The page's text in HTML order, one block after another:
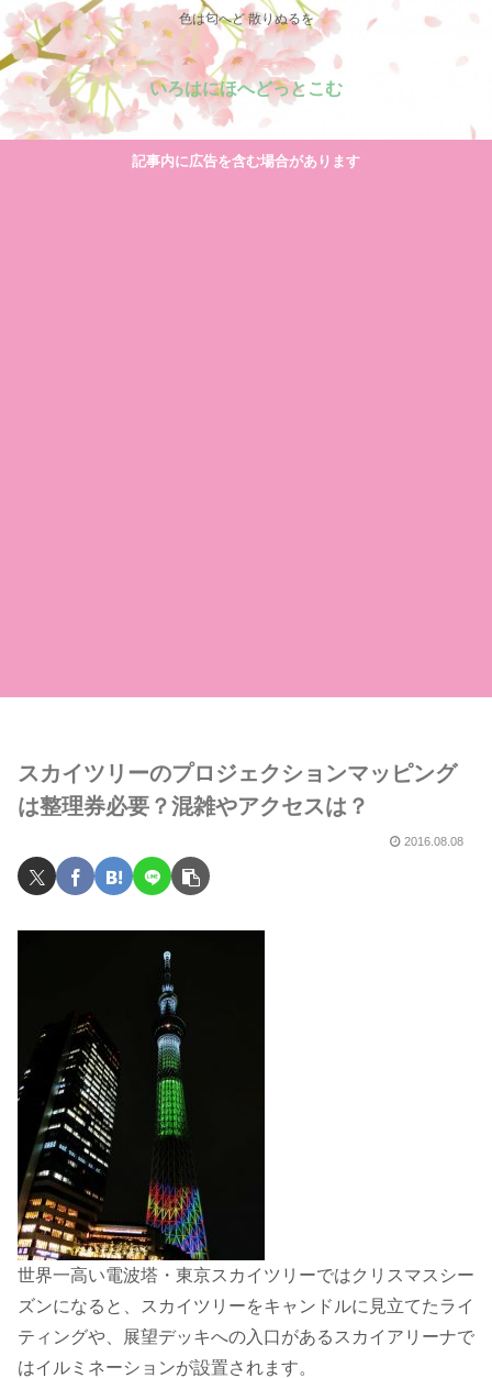
色は匂へど 散りぬるを
いろはにほへどっとこむ
記事内に広告を含む場合があります
スカイツリーのプロジェクションマッピング
は整理券必要？混雑やアクセスは？
2016.08.08
世界一高い電波塔・東京スカイツリーではクリスマスシー
ズンになると、スカイツリーをキャンドルに見立てたライ
ティングや、展望デッキへの入口があるスカイアリーナで
はイルミネーションが設置されます。